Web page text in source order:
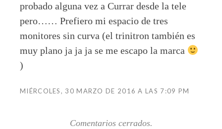
probado alguna vez a Currar desde la tele
pero…… Prefiero mi espacio de tres
monitores sin curva (el trinitron también es
muy plano ja ja ja se me escapo la marca
)
MIÉRCOLES, 30 MARZO DE 2016 A LAS 7:09 PM
Comentarios cerrados.